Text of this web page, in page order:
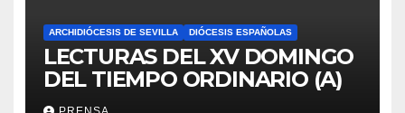
ARCHIDIÓCESIS DE SEVILLA DIÓCESIS ESPAÑOLAS
LECTURAS DEL XV DOMINGO
DEL TIEMPO ORDINARIO (A)